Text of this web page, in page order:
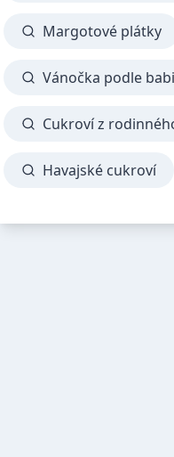
Margotové plátky
Vánočka podle
Cukroví z
Havajské cukroví